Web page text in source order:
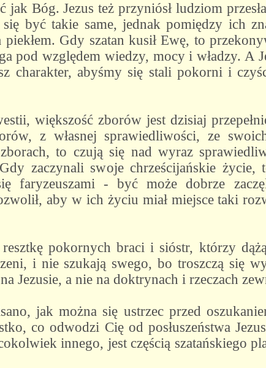
jak Bóg. Jezus też przyniósł ludziom
być takie same, jednak pomiędzy ich
Gdy szatan kusił Ewę, to
pod względem wiedzy, mocy i władzy. A
charakter, abyśmy się stali pokorni i
większość zborów jest dzisiaj
z własnej sprawiedliwości, ze
to czują się nad wyraz
zaczynali swoje chrześcijańskie
faryzeuszami - być może dobrze
aby w ich życiu miał miejsce taki
pokornych braci i sióstr, którzy
i nie szukają swego, bo troszczą się
Jezusie, a nie na doktrynach i rzeczach
jak można się ustrzec przed
co odwodzi Cię od posłuszeństwa
innego, jest częścią szatańskiego